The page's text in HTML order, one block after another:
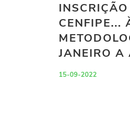
CENFIPE...
JANEIRO
15-09-2022